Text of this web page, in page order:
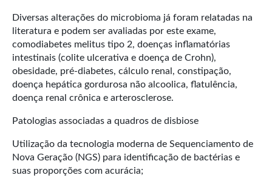
Diversas alterações do microbioma já foram relatadas na
literatura e podem ser avaliadas por este exame,
comodiabetes melitus tipo 2, doenças inflamatórias
intestinais (colite ulcerativa e doença de Crohn),
obesidade, pré-diabetes, cálculo renal, constipação,
doença hepática gordurosa não alcoolica, flatulência,
doença renal crônica e arterosclerose.
Patologias associadas a quadros de disbiose
Utilização da tecnologia moderna de Sequenciamento de
Nova Geração (NGS) para identificação de bactérias e
suas proporções com acurácia;